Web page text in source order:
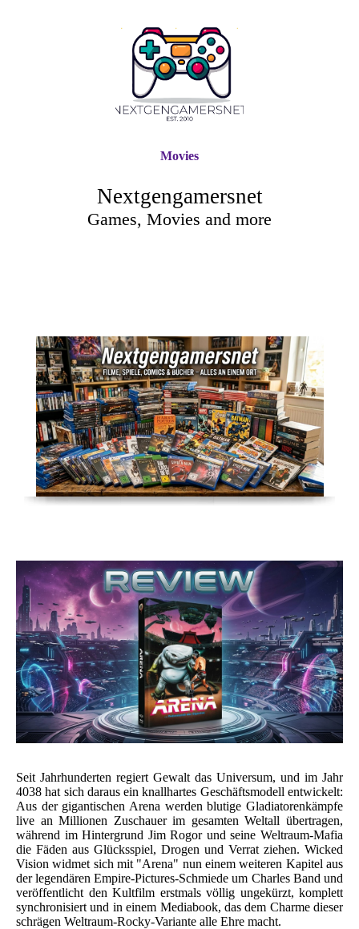
Nextgengamersnet
Games, Movies and more
Movies
Seit Jahrhunderten regiert Gewalt das Universum, und im Jahr
4038 hat sich daraus ein knallhartes Geschäftsmodell entwickelt:
Aus der gigantischen Arena werden blutige Gladiatorenkämpfe
live an Millionen Zuschauer im gesamten Weltall übertragen,
während im Hintergrund Jim Rogor und seine Weltraum-Mafia
die Fäden aus Glücksspiel, Drogen und Verrat ziehen. Wicked
Vision widmet sich mit "Arena" nun einem weiteren Kapitel aus
der legendären Empire-Pictures-Schmiede um Charles Band und
veröffentlicht den Kultfilm erstmals völlig ungekürzt, komplett
synchronisiert und in einem Mediabook, das dem Charme dieser
schrägen Weltraum-Rocky-Variante alle Ehre macht.